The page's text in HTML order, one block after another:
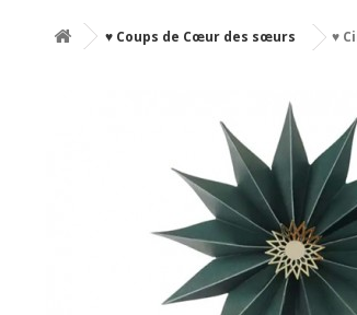
♥ Coups de Cœur des sœurs ♥